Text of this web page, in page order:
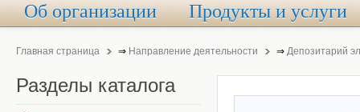
Об организации Продукты и услуги
Главная страница ⇒ Направление деятельности ⇒ Депозитарий
Разделы каталога